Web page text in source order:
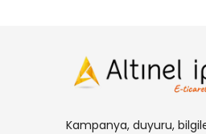
Kampanya, duyuru,